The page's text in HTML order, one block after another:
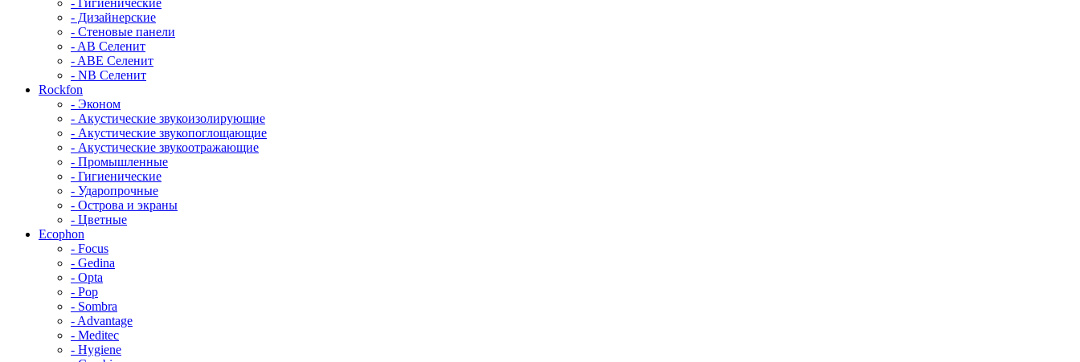
- Дизайнерские
- Стеновые панели
- AB Селенит
- ABE Селенит
- NB Селенит
Rockfon
- Эконом
- Акустические звукоизолирующие
- Акустические звукопоглощающие
- Акустические звукоотражающие
- Промышленные
- Гигиенические
- Ударопрочные
- Острова и экраны
- Цветные
Ecophon
- Focus
- Gedina
- Opta
- Pop
- Sombra
- Advantage
- Meditec
- Hygiene